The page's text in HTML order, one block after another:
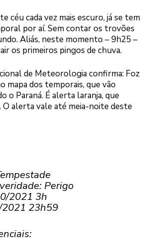
céu cada vez mais escuro, já se tem
por aí. Sem contar os trovões
Aliás, neste momento – 9h25 –
os primeiros pingos de chuva.
de Meteorologia confirma: Foz
mapa dos temporais, que vão
o Paraná. É alerta laranja, que
O alerta vale até meia-noite deste
Perigo
2021 3h
23h59